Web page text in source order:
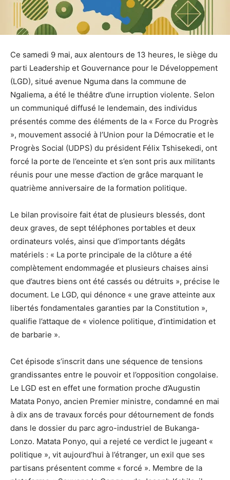
Ce samedi 9 mai, aux alentours de 13 heures, le siège du
parti Leadership et Gouvernance pour le Développement
(LGD), situé avenue Nguma dans la commune de
Ngaliema, a été le théâtre d’une irruption violente. Selon
un communiqué diffusé le lendemain, des individus
présentés comme des éléments de la « Force du Progrès
», mouvement associé à l’Union pour la Démocratie et le
Progrès Social (UDPS) du président Félix Tshisekedi, ont
forcé la porte de l’enceinte et s’en sont pris aux militants
réunis pour une messe d’action de grâce marquant le
quatrième anniversaire de la formation politique.
Le bilan provisoire fait état de plusieurs blessés, dont
deux graves, de sept téléphones portables et deux
ordinateurs volés, ainsi que d’importants dégâts
matériels : « La porte principale de la clôture a été
complètement endommagée et plusieurs chaises ainsi
que d’autres biens ont été cassés ou détruits », précise le
document. Le LGD, qui dénonce « une grave atteinte aux
libertés fondamentales garanties par la Constitution »,
qualifie l’attaque de « violence politique, d’intimidation et
de barbarie ».
Cet épisode s’inscrit dans une séquence de tensions
grandissantes entre le pouvoir et l’opposition congolaise.
Le LGD est en effet une formation proche d’Augustin
Matata Ponyo, ancien Premier ministre, condamné en mai
à dix ans de travaux forcés pour détournement de fonds
dans le dossier du parc agro-industriel de Bukanga-
Lonzo. Matata Ponyo, qui a rejeté ce verdict le jugeant «
politique », vit aujourd’hui à l’étranger, un exil que ses
partisans présentent comme « forcé ». Membre de la